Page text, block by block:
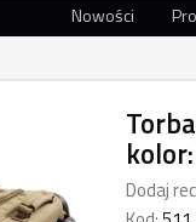
Nowości
Dodaj